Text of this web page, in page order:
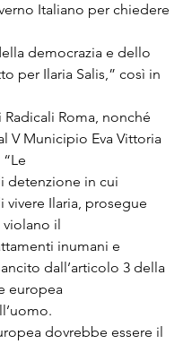
Italiano per chiedere
democrazia e dello
per Ilaria Salis,” così in
Radicali Roma, nonché
V Municipio Eva Vittoria
detenzione in cui
vivere Ilaria, prosegue
il
inumani e
dall’articolo 3 della
europea
dovrebbe essere il